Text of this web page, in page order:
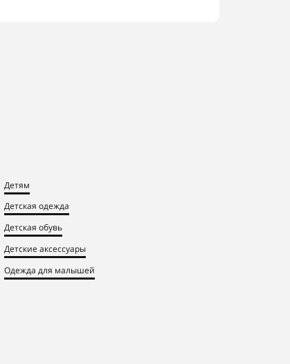
Детям
Детская одежда
Детская обувь
Детские аксессуары
Одежда для малышей